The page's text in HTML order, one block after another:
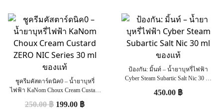
ชูครีมคัสตาร์ดนิค0 – น้ำยาบุหรี่
ไฟฟ้า KaNom Choux Cream Custard
250.00฿ 199.00 ฿
ป้องกัน: มิ้นท์ – น้ำยาบุหรี่ไฟฟ้า
Cyber Steam Subartic Salt Nic 30 ml
450.00 ฿